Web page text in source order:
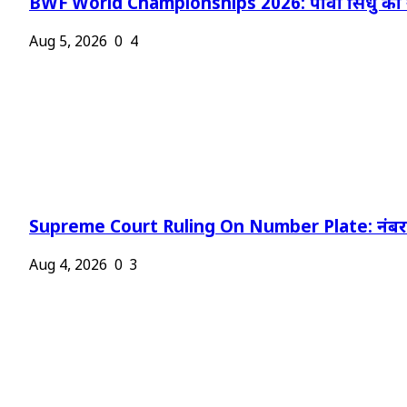
BWF World Championships 2026: पीवी सिंधु को
Aug 5, 2026 0 4
Supreme Court Ruling On Number Plate:
Aug 4, 2026 0 3